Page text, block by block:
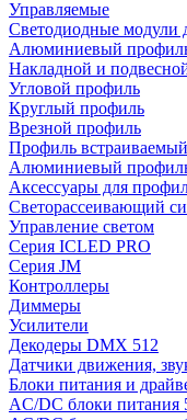
Управляемые
Светодиодные модули
Алюминиевый
Накладной и
Угловой профиль
Круглый профиль
Врезной профиль
Профиль
Алюминиевый
Аксессуары для
Светорассеивающий
Управление светом
Серия ICLED PRO
Серия JM
Контроллеры
Диммеры
Усилители
Декодеры DMX 512
Датчики движения,
Блоки питания и
AC/DC блоки питания